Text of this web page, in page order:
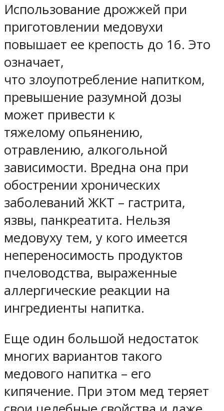
Использование дрожжей при
приготовлении медовухи
повышает ее крепость до 16. Это
означает,
что злоупотребление напитком,
превышение разумной дозы
может привести к
тяжелому опьянению,
отравлению, алкогольной
зависимости. Вредна она при
обострении хронических
заболеваний ЖКТ – гастрита,
язвы, панкреатита. Нельзя
медовуху тем, у кого имеется
непереносимость продуктов
пчеловодства, выраженные
аллергические реакции на
ингредиенты напитка.
Еще один большой недостаток
многих вариантов такого
медового напитка – его
кипячение. При этом мед теряет